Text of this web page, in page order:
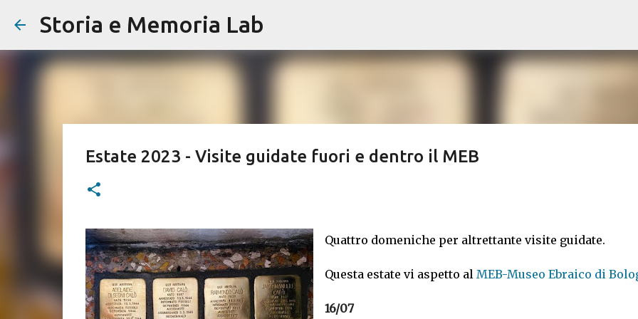
Storia e Memoria Lab
Estate 2023 - Visite guidate fuori e dentro il MEB
Quattro domeniche per altrettante visite guidate.
Questa estate vi aspetto al MEB-Museo Ebraico di
16/07